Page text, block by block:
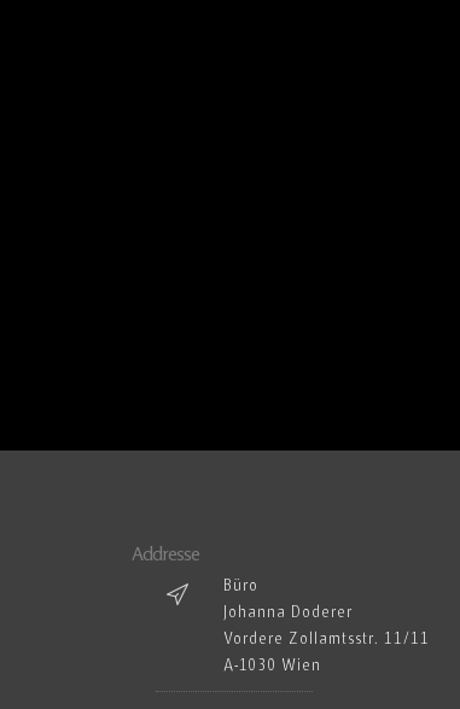
Addresse
Büro
Johanna Doderer
Vordere Zollamtsstr. 11/11
A-1030 Wien